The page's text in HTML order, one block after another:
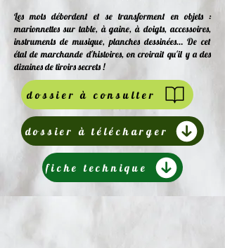
Les mots débordent et se transforment en objets :
marionnettes sur table, à gaine, à doigts, accessoires,
instruments de musique, planches dessinées… De cet
étal de marchande d'histoires, on croirait qu'il y a des
dizaines de tiroirs secrets !
dossier à consulter
dossier à télécharger
fiche technique